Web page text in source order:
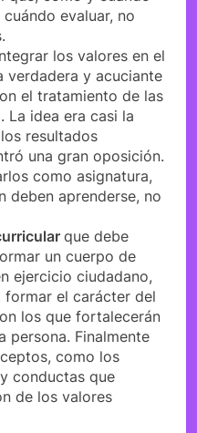
evaluar, no
los valores en el
verdadera y acuciante
el tratamiento de las
. La idea era casi la
resultados
una gran oposición.
como asignatura,
deben aprenderse, no
que debe
un cuerpo de
ejercicio ciudadano,
formar el carácter del
los que fortalecerán
persona. Finalmente
como los
conductas que
de los valores